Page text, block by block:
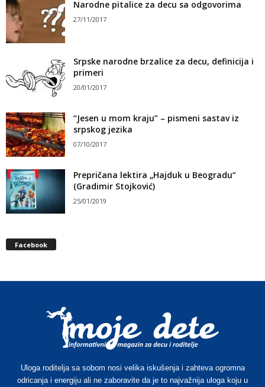
Narodne pitalice za decu sa odgovorima
27/11/2017
Srpske narodne brzalice za decu, definicija i
primeri
20/01/2017
“Jesen u mom kraju” – pismeni sastav iz
srpskog jezika
07/10/2017
Prepričana lektira „Hajduk u Beogradu“
(Gradimir Stojković)
25/01/2019
Facebook
Uloga roditelja sa sobom nosi velika iskušenja i zahteva ogromna
odricanja i energiju ali ne zaboravite da je to najvažnija uloga koju u